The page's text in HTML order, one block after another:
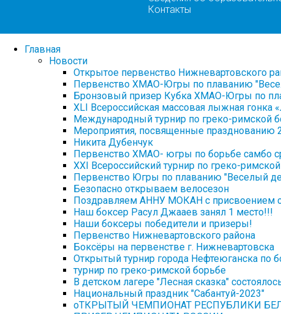
Контакты
Главная
Новости
Открытое первенство Нижневартовского
Первенство ХМАО-Югры по плаванию
Бронзовый призер Кубка ХМАО-Югры по
XLI Всероссийская массовая лыжная гонка
Международный турнир по греко-римской
Мероприятия, посвященные празднованию
Никита Дубенчук
Первенство ХМАО- югры по борьбе самбо
XXI Всероссийский турнир по греко-
Первенство Югры по плаванию "Веселый
Безопасно открываем велосезон
Поздравляем АННУ МОКАН с присвоением
Наш боксер Расул Джааев занял 1 место!!!
Наши боксеры победители и призеры!
Первенство Нижневартовского района
Боксёры на первенстве г. Нижневартовска
Открытый турнир города Нефтеюганска по
турнир по греко-римской борьбе
В детском лагере "Лесная сказка"
Национальный праздник "Сабантуй-2023"
оТКРЫТЫЙ ЧЕМПИОНАТ РЕСПУБЛИКИ